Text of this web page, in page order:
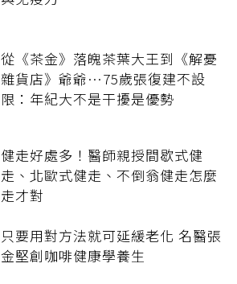
從《茶金》落魄茶葉大王到《解憂
雜貨店》爺爺…75歲張復建不設
限：年紀大不是干擾是優勢
健走好處多！醫師親授間歇式健
走、北歐式健走、不倒翁健走怎麼
走才對
只要用對方法就可延緩老化 名醫張
金堅創咖啡健康學養生